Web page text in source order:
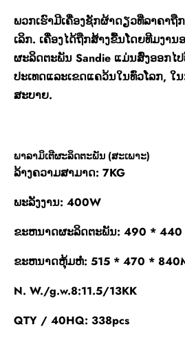
ພວກເຮົາມີເຄື່ອງຊັກຜ້າດຽວທີ່ລາຄາ
ເລິກ. ເຄື່ອງໄດ້ຖືກສ້າງຂື້ນໂດຍທີມງາ
ຜະລິດຕະພັນ Sandie ແມ່ນສົ່ງອອກໄ
ປະເທດແລະເຂດແຄວ້ນໃນທົ່ວໂລກ, ໃ
ສະບາຍ.
ພາລາມິເຕີຜະລິດຕະພັນ (ສະເພາະ)
ລ້າງຄວາມສາມາດ: 7KG
ພະລັງງານ: 400W
ຂະຫນາດຜະລິດຕະພັນ: 490 * 440
ຂະຫນາດຫຸ້ມຫໍ່: 515 * 470 *
N. W./g.w.8:11.5/13KK
QTY / 40HQ: 338pcs